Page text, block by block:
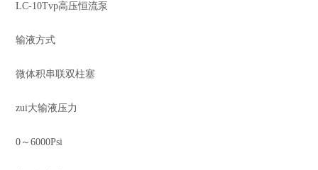
LC-10Tvp高压恒流泵
输液方式
微体积串联双柱塞
zui大输液压力
0～6000Psi